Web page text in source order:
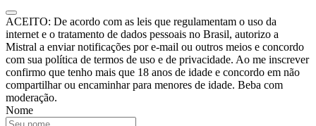
ACEITO: De acordo com as leis que regulamentam o uso da
internet e o tratamento de dados pessoais no Brasil, autorizo a
Mistral a enviar notificações por e-mail ou outros meios e concordo
com sua política de termos de uso e de privacidade. Ao me inscrever
confirmo que tenho mais que 18 anos de idade e concordo em não
compartilhar ou encaminhar para menores de idade. Beba com
moderação.
Nome